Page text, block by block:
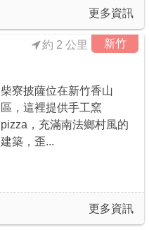
更多資訊
新竹
約 2 公里
柴寮披薩位在新竹香山
區，這裡提供手工窯
pizza，充滿南法鄉村風的
建築，歪...
更多資訊